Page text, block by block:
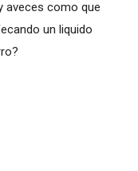
aveces como que
un liquido